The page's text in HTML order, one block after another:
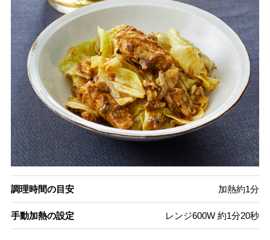
調理時間の目安 加熱約1分
手動加熱の設定 レンジ600W 約1分20秒